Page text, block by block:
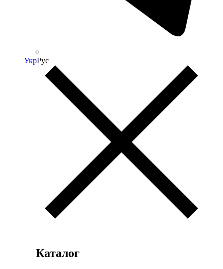
УкрРус
Каталог